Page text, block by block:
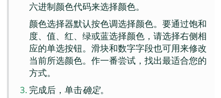
六进制颜色代码来选择颜色。
颜色选择器默认按色调选择颜色。要通过饱和
度、值、红、绿或蓝选择颜色，请选择右侧相
应的单选按钮。滑块和数字字段也可用来修改
当前所选颜色。作一番尝试，找出最适合您的
方式。
完成后，单击确定。